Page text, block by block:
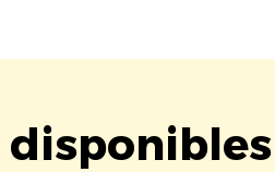
disponibles